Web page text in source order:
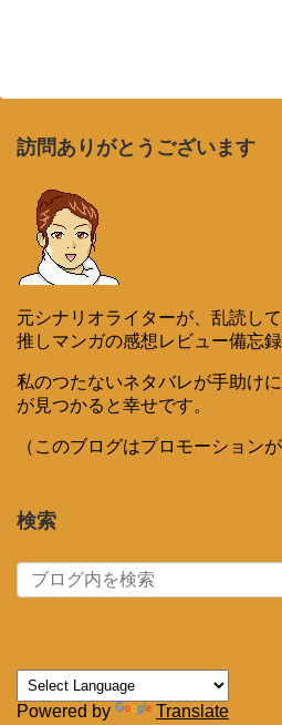
訪問ありがとうございます
元シナリオライターが、乱読し
推しマンガの感想レビュー備忘
私のつたないネタバレが手助け
が見つかると幸せです。
（このブログはプロモーション
検索
Powered by Translate